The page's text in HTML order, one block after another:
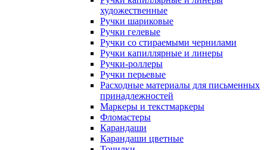
художественные
Ручки шариковые
Ручки гелевые
Ручки со стираемыми чернилами
Ручки капиллярные и линеры
Ручки-роллеры
Ручки перьевые
Расходные материалы для письменных
принадлежностей
Маркеры и текстмаркеры
Фломастеры
Карандаши
Карандаши цветные